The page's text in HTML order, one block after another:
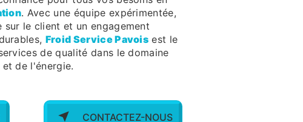
. Avec une équipe expérimentée,
sur le client et un engagement
Froid Service Pavois est le
de qualité dans le domaine
de l'énergie.
CONTACTEZ-NOUS